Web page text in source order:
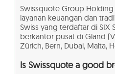
Swissquote Group
layanan keuangan dan
Swiss yang terdaftar di SIX
berkantor pusat di Gland
Zürich, Bern, Dubai, Malta,
Is Swissquote a good